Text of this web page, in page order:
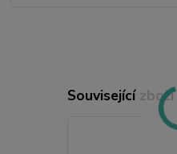
Související zboží